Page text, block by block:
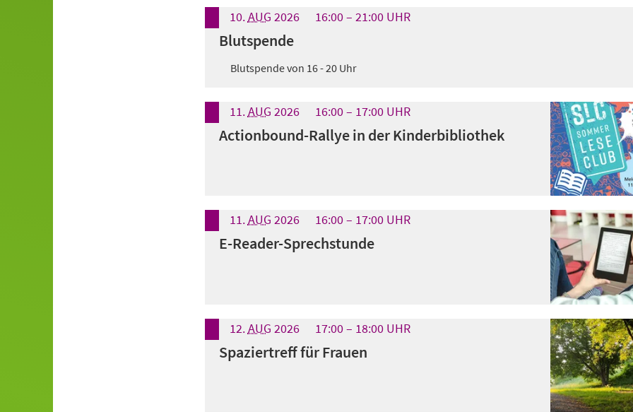
10.AUG 2026 16:00 21:00UHR
Blutspende
Blutspende von 16 - 20 Uhr
11.AUG 2026 16:00 17:00UHR
Actionbound-Rallye in der Kinderbibliothek
11.AUG 2026 16:00 17:00UHR
E-Reader-Sprechstunde
12.AUG 2026 17:00 18:00UHR
Spaziertreff für Frauen